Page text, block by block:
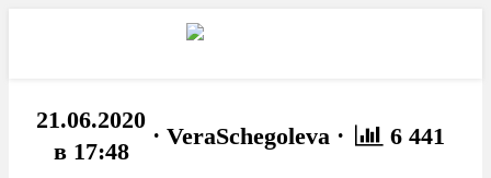
21.06.2020
в 17:48
· VeraSchegoleva · 6 441